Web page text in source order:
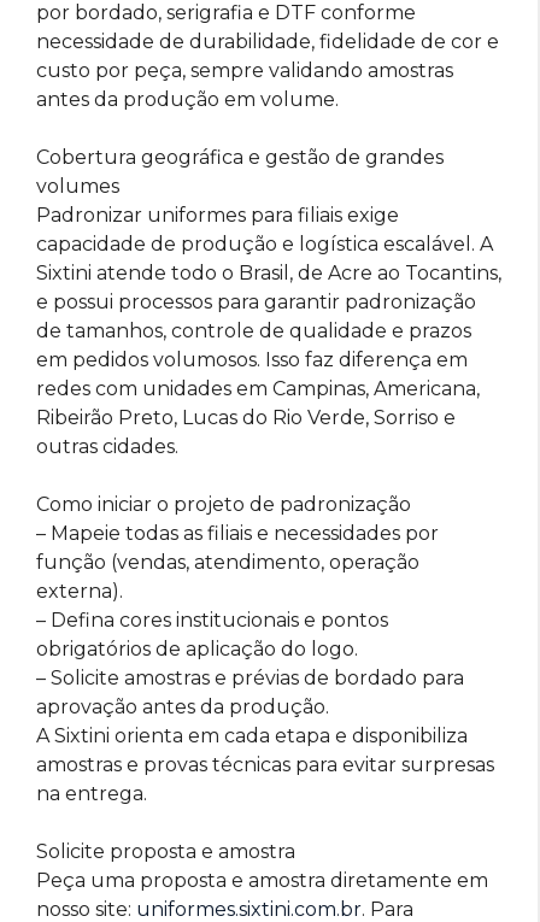
por bordado, serigrafia e DTF conforme
necessidade de durabilidade, fidelidade de cor e
custo por peça, sempre validando amostras
antes da produção em volume.
Cobertura geográfica e gestão de grandes
volumes
Padronizar uniformes para filiais exige
capacidade de produção e logística escalável. A
Sixtini atende todo o Brasil, de Acre ao Tocantins,
e possui processos para garantir padronização
de tamanhos, controle de qualidade e prazos
em pedidos volumosos. Isso faz diferença em
redes com unidades em Campinas, Americana,
Ribeirão Preto, Lucas do Rio Verde, Sorriso e
outras cidades.
Como iniciar o projeto de padronização
– Mapeie todas as filiais e necessidades por
função (vendas, atendimento, operação
externa).
– Defina cores institucionais e pontos
obrigatórios de aplicação do logo.
– Solicite amostras e prévias de bordado para
aprovação antes da produção.
A Sixtini orienta em cada etapa e disponibiliza
amostras e provas técnicas para evitar surpresas
na entrega.
Solicite proposta e amostra
Peça uma proposta e amostra diretamente em
nosso site: uniformes.sixtini.com.br. Para